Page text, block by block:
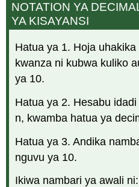
NOTATION YA
YA KISAYANSI
Hatua ya 1. Hoja
kwanza ni kubwa kuliko
ya 10.
Hatua ya 2. Hesabu
n, kwamba hatua ya
Hatua ya 3. Andika
nguvu ya 10.
Ikiwa nambari ya awali ni: